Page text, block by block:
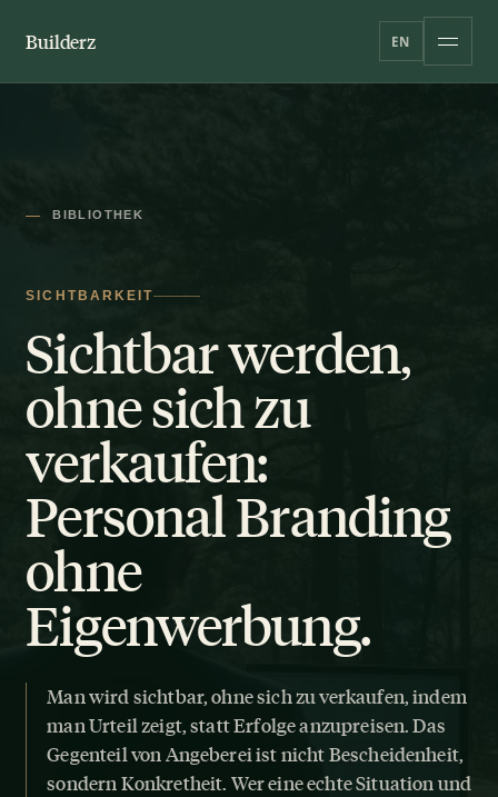
Builderz EN
BIBLIOTHEK
SICHTBARKEIT
Sichtbar werden,
ohne sich zu
verkaufen:
Personal Branding
ohne
Eigenwerbung.
Man wird sichtbar, ohne sich zu verkaufen, indem
man Urteil zeigt, statt Erfolge anzupreisen. Das
Gegenteil von Angeberei ist nicht Bescheidenheit,
sondern Konkretheit. Wer eine echte Situation und